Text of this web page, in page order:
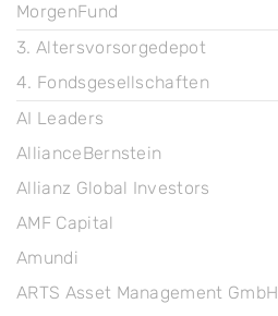
MorgenFund
3. Altersvorsorgedepot
4. Fondsgesellschaften
AI Leaders
AllianceBernstein
Allianz Global Investors
AMF Capital
Amundi
ARTS Asset Management GmbH